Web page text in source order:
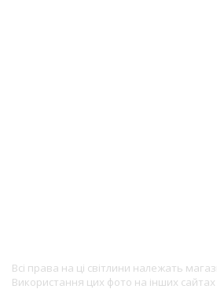
Всі права на ці світлини належать
Використання цих фото на інших